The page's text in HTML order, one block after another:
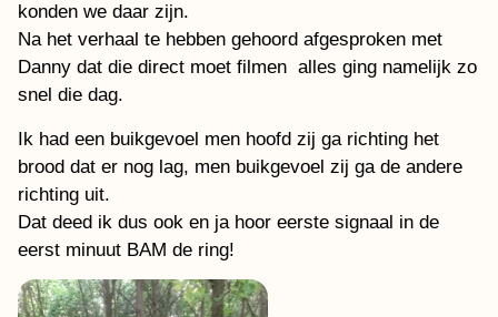
konden we daar zijn.
Na het verhaal te hebben gehoord afgesproken met
Danny dat die direct moet filmen alles ging namelijk zo
snel die dag.
Ik had een buikgevoel men hoofd zij ga richting het
brood dat er nog lag, men buikgevoel zij ga de andere
richting uit.
Dat deed ik dus ook en ja hoor eerste signaal in de
eerst minuut BAM de ring!